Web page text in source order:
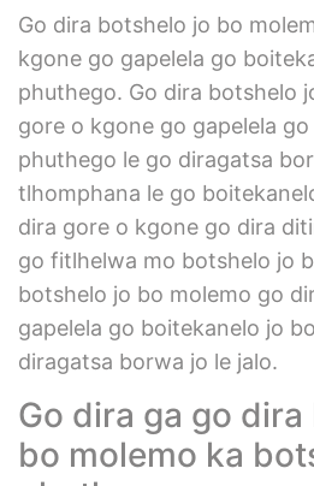
Go dira botshelo jo bo
kgone go gapelela go
phuthego. Go dira botshelo
gore o kgone go gapelela
phuthego le go diragatsa
tlhomphana le go
dira gore o kgone go dira
go fitlhelwa mo botshelo jo
botshelo jo bo molemo go
gapelela go boitekanelo jo
diragatsa borwa jo le jalo.
Go dira ga go
bo molemo ka